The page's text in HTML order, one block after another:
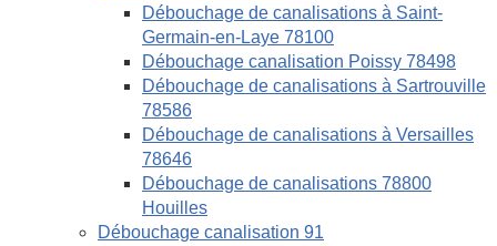
Débouchage de canalisations à Saint-
Germain-en-Laye 78100
Débouchage canalisation Poissy 78498
Débouchage de canalisations à Sartrouville
78586
Débouchage de canalisations à Versailles
78646
Débouchage de canalisations 78800
Houilles
Débouchage canalisation 91